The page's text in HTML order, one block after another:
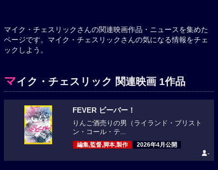
マイク・チェスリックさんの関連映画作品・ニュースを集めた
ページです。マイク・チェスリックさんの気になる情報をチェ
ックしよう。
マイク・チェスリック 関連映画 1作品
FEVER ビーバー！
りんご酒売りの男（ライランド・ブリスト
ン・コール・テ...
編集,監督,脚本,製作 2026年4月公開
-